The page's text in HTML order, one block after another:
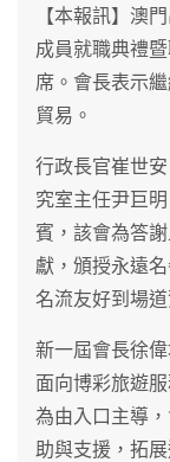
【本報訊】澳
成員就職典禮
席。會長表示
貿易。
行政長官崔世
究室主任尹巨
賓，該會為答
獻，頒授永遠
名流友好到場道
新一屆會長徐
面向博彩旅遊
為由入口主導
助與支援，拓